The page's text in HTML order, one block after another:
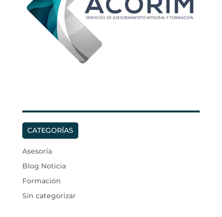
CATEGORÍAS
Asesoría
Blog Noticia
Formación
Sin categorizar